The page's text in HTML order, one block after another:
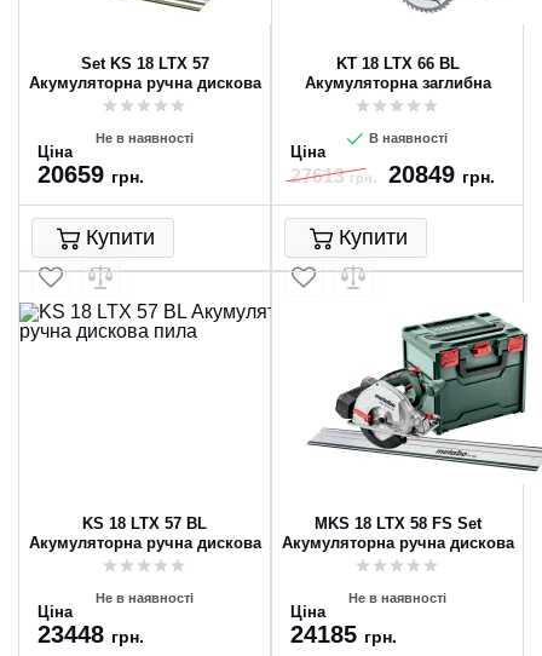
Set KS 18 LTX 57
Акумуляторна ручна дискова
пила
Не в наявності
Ціна
20659 грн.
Купити
KT 18 LTX 66 BL
Акумуляторна заглибна
циркулярна пилка
В наявності
Ціна
27613грн. 20849 грн.
Купити
KS 18 LTX 57 BL
Акумуляторна ручна дискова
пила
Не в наявності
Ціна
23448 грн.
MKS 18 LTX 58 FS Set
Акумуляторна ручна дискова
пила для металу
Не в наявності
Ціна
24185 грн.